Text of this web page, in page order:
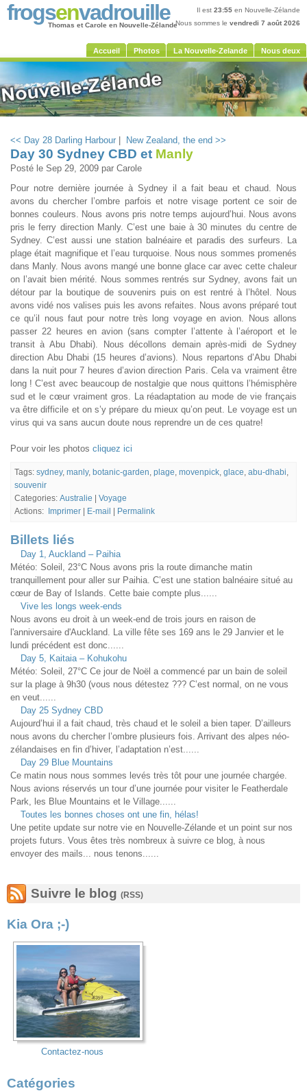
frogsenvadrouille
Thomas et Carole en Nouvelle-Zélande
Il est 23:55 en Nouvelle-Zélande
Nous sommes le vendredi 7 août 2026
Accueil Photos La Nouvelle-Zelande Nous deux
Suivre le blog (RSS)
Kia Ora ;-)
Contactez-nous
Catégories
<< Day 28 Darling Harbour New Zealand, the end >>
Day 30 Sydney CBD et Manly
Posté le Sep 29, 2009 par Carole
Pour notre dernière journée à Sydney il a fait beau et chaud. Nous
avons du chercher l’ombre parfois et notre visage portent ce soir de
bonnes couleurs. Nous avons pris notre temps aujourd’hui. Nous avons
pris le ferry direction Manly. C’est une baie à 30 minutes du centre de
Sydney. C’est aussi une station balnéaire et paradis des surfeurs. La
plage était magnifique et l’eau turquoise. Nous nous sommes promenés
dans Manly. Nous avons mangé une bonne glace car avec cette chaleur
on l’avait bien mérité. Nous sommes rentrés sur Sydney, avons fait un
détour par la boutique de souvenirs puis on est rentré à l’hôtel. Nous
avons vidé nos valises puis les avons refaites. Nous avons préparé tout
ce qu’il nous faut pour notre très long voyage en avion. Nous allons
passer 22 heures en avion (sans compter l’attente à l’aéroport et le
transit à Abu Dhabi). Nous décollons demain après-midi de Sydney
direction Abu Dhabi (15 heures d’avions). Nous repartons d’Abu Dhabi
dans la nuit pour 7 heures d’avion direction Paris. Cela va vraiment être
long ! C’est avec beaucoup de nostalgie que nous quittons l’hémisphère
sud et le cœur vraiment gros. La réadaptation au mode de vie français
va être difficile et on s’y prépare du mieux qu’on peut. Le voyage est un
virus qui va sans aucun doute nous reprendre un de ces quatre!
Pour voir les photos cliquez ici
Tags: sydney, manly, botanic-garden plage movenpick glace abu-dhabi
souvenir
Categories: Australie
Voyage
Actions:
Imprimer E-mail Permalink
Billets liés
Day 1, Auckland – Paihia
Météo: Soleil, 23°C Nous avons pris la route dimanche matin
tranquillement pour aller sur Paihia. C’est une station balnéaire situé au
cœur de Bay of Islands. Cette baie compte plus......
Vive les longs week-ends
Nous avons eu droit à un week-end de trois jours en raison de
l'anniversaire d'Auckland. La ville fête ses 169 ans le 29 Janvier et le
lundi précédent est donc......
Day 5, Kaitaia – Kohukohu
Météo: Soleil, 27°C Ce jour de Noël a commencé par un bain de soleil
sur la plage à 9h30 (vous nous détestez ??? C’est normal, on ne vous
en veut......
Day 25 Sydney CBD
Aujourd’hui il a fait chaud, très chaud et le soleil a bien taper. D’ailleurs
nous avons du chercher l’ombre plusieurs fois. Arrivant des alpes néo-
zélandaises en fin d’hiver, l’adaptation n’est......
Day 29 Blue Mountains
Ce matin nous nous sommes levés très tôt pour une journée chargée.
Nous avions réservés un tour d’une journée pour visiter le Featherdale
Park, les Blue Mountains et le Village......
Toutes les bonnes choses ont une fin, hélas!
Une petite update sur notre vie en Nouvelle-Zélande et un point sur nos
projets futurs. Vous êtes très nombreux à suivre ce blog, à nous
envoyer des mails... nous tenons......